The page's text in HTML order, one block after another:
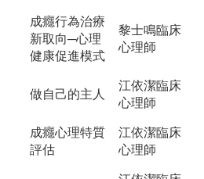
成癮行為治療
新取向─心理
健康促進模式
黎士鳴臨床
心理師
做自己的主人
江依潔臨床
心理師
成癮心理特質
評估
江依潔臨床
心理師